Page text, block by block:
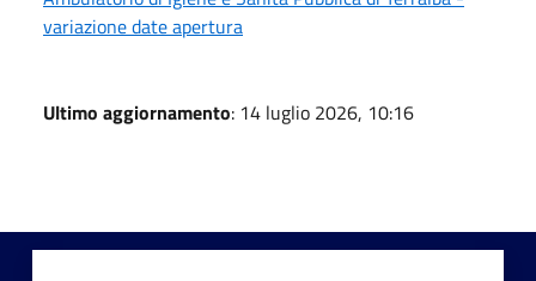
variazione date apertura
Ultimo aggiornamento: 14 luglio 2026, 10:16